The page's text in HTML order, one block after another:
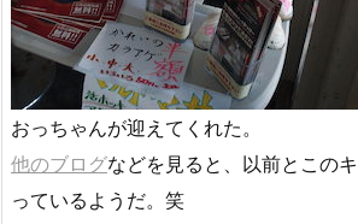
おっちゃんが迎えてくれた。
他のブログなどを見ると、以前とこの
っているようだ。笑